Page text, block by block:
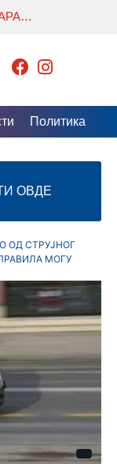
ХИТНА ПОМОЋ У АРАНЂЕЛОВЦУ ПРЕГЛЕДАЛА 23 ПАЦИЈЕНТА, ДЕСЕТ ИНТЕРВЕНЦИЈА НА ТЕРЕНУ
Политика
ОВДЕ
ОД СТРУЈНОГ
МОГУ